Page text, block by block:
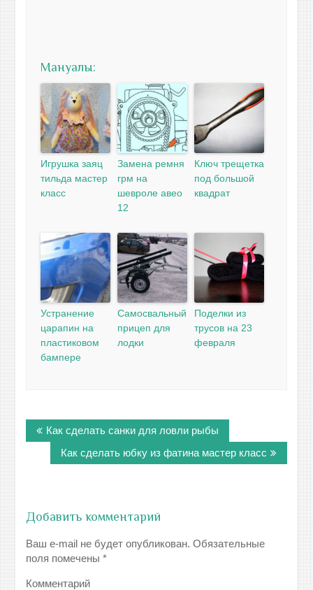
Мануалы:
Игрушка заяц
тильда мастер
класс
Замена ремня
грм на
шевроле авео
12
Ключ трещетка
под большой
квадрат
Устранение
царапин на
пластиковом
бампере
Самосвальный
прицеп для
лодки
Поделки из
трусов на 23
февраля
Навигация
по
записям
Как сделать санки для ловли рыбы
Как сделать юбку из фатина мастер класс
Добавить комментарий
Ваш e-mail не будет опубликован. Обязательные
поля помечены*
Комментарий